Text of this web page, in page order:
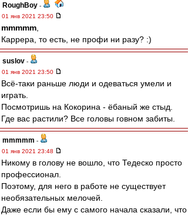
RoughBoy -
01 янв 2021 23:50
mmmmm
Каррера, то есть, не профи ни разу? :)
suslov -
01 янв 2021 23:50
Всё-таки раньше люди и одеваться умели и
играть.
Посмотришь на Кокорина - ёбаный же стыд.
Где вас растили? Все головы говном забиты.
mmmmm -
01 янв 2021 23:48
Никому в голову не вошло, что Тедеско просто
профессионал.
Поэтому, для него в работе не существует
необязательных мелочей.
Даже если бы ему с самого начала сказали, что